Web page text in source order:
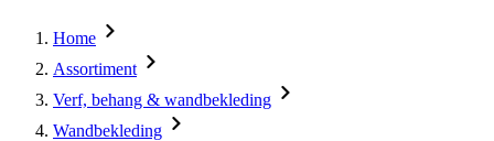
Home
Assortiment
Verf, behang & wandbekleding
Wandbekleding